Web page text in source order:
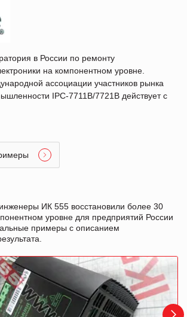
в России по ремонту
на компонентном уровне.
ассоциации участников рынка
IPC-7711B/7721B действует с
ИК 555 восстановили более 30
уровне для предприятий России
примеры с описанием